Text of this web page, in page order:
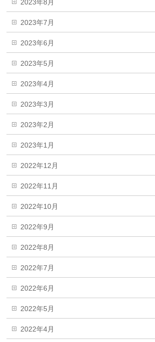
2023年8月
2023年7月
2023年6月
2023年5月
2023年4月
2023年3月
2023年2月
2023年1月
2022年12月
2022年11月
2022年10月
2022年9月
2022年8月
2022年7月
2022年6月
2022年5月
2022年4月